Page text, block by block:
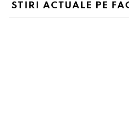
STIRI ACTUALE PE